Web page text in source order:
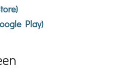
Play)